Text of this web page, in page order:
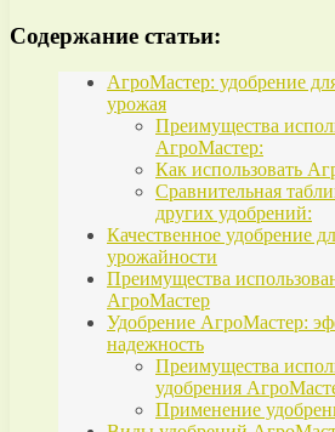
Содержание статьи:
АгроМастер: удобрение
урожая
Преимущества
АгроМастер:
Как использовать
Сравнительная
других удобрений:
Качественное удобрение
урожайности
Преимущества
АгроМастер
Удобрение АгроМастер:
надежность
Преимущества
удобрения
Применение